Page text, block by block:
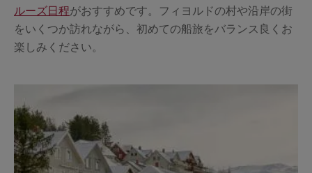
ルーズ日程がおすすめです。フィヨルドの村や沿岸の街
をいくつか訪れながら、初めての船旅をバランス良くお
楽しみください。